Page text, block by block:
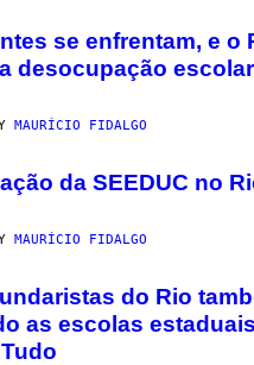
se enfrentam, e o
desocupação escolar
MAURÍCIO FIDALGO
da SEEDUC no
MAURÍCIO FIDALGO
do Rio
as escolas